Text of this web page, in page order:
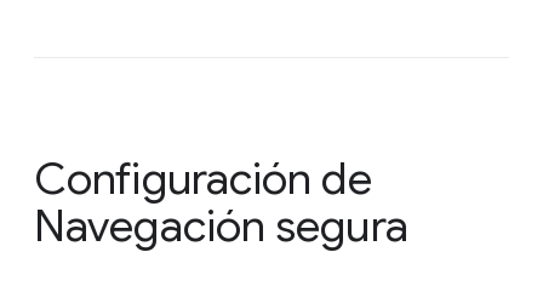
Configuración de
Navegación segura